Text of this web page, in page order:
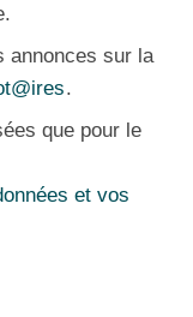
annonces sur la
.
que pour le
et vos